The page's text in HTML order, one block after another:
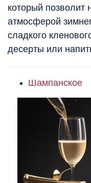
который позволит
атмосферой
сладкого
десерты или
Шампанское